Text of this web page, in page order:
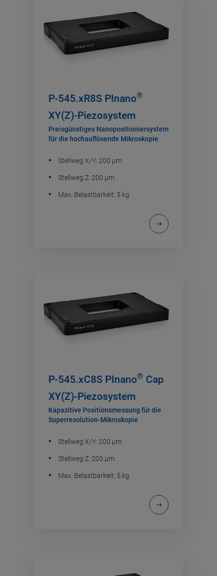
P-545.xR8S PInano®
XY(Z)-Piezosystem
Preisgünstiges Nanopositioniersystem
für die hochauflösende Mikroskopie
Stellweg X/Y: 200 µm
Stellweg Z: 200 µm
Max. Belastbarkeit: 5 kg
P-545.xC8S PInano® Cap
XY(Z)-Piezosystem
Kapazitive Positionsmessung für die
Superresolution-Mikroskopie
Stellweg X/Y: 200 µm
Stellweg Z: 200 µm
Max. Belastbarkeit: 5 kg